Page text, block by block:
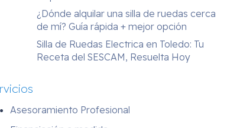
¿Dónde alquilar una silla de ruedas cerca
de mí? Guía rápida + mejor opción
Silla de Ruedas Electrica en Toledo: Tu
Receta del SESCAM, Resuelta Hoy
Asesoramiento Profesional